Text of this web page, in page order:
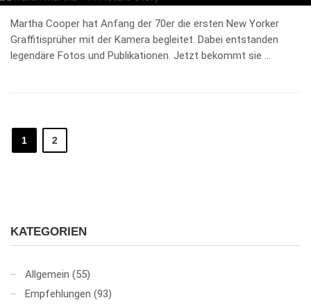
Martha Cooper hat Anfang der 70er die ersten New Yorker
Graffitisprüher mit der Kamera begleitet. Dabei entstanden
legendäre Fotos und Publikationen. Jetzt bekommt sie …
1 2
KATEGORIEN
Allgemein (55)
Empfehlungen (93)